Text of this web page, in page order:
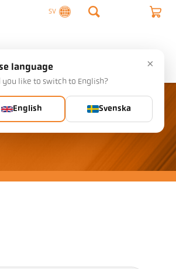
SV
Kontakta ×
language
you like to switch to English?
English Svenska